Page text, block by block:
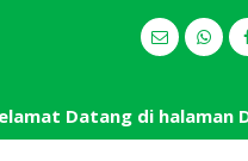
Datang di halaman